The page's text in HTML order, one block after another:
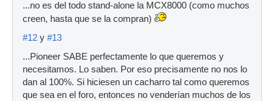
...no es del todo stand-alone la MCX8000 (como muchos
creen, hasta que se la compran)
#12 y #13
...Pioneer SABE perfectamente lo que queremos y
necesitamos. Lo saben. Por eso precisamente no nos lo
dan al 100%. Si hiciesen un cacharro tal como queremos
que sea en el foro, entonces no venderían muchos de los